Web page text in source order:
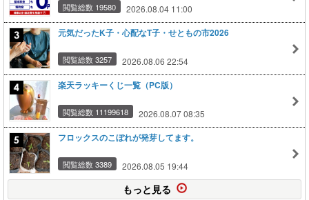
閲覧総数 19580 2026.08.04 11:00
元気だったK子・心配なT子・せともの市2026
閲覧総数 3257 2026.08.06 22:54
楽天ラッキーくじ一覧（PC版）
閲覧総数 11199618 2026.08.07 08:35
フロックスのこぼれが発芽してます。
閲覧総数 3389 2026.08.05 19:44
もっと見る